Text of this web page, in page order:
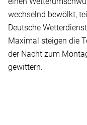
wechselnd bewölkt,
Deutsche
Maximal steigen die
der Nacht zum
gewittern.